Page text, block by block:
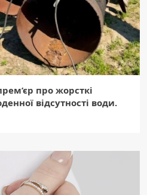
про жорсткі
відсутності води.